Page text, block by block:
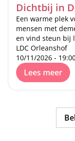
Dichtbij in
Een warme plek
mensen met
en vind steun bij
LDC Orleanshof
10/11/2026 -
Lees meer